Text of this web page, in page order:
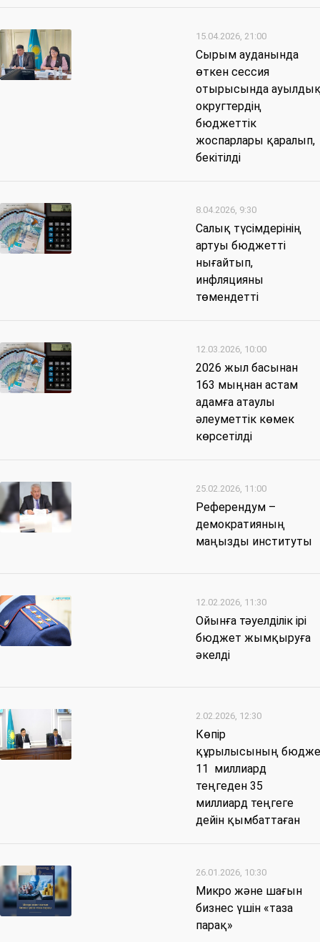
15.04.2026, 21:00
Сырым ауданында
өткен сессия
отырысында
округтердің
бюджеттік
жоспарлары қаралып,
бекітілді
8.04.2026, 9:30
Салық түсімдерінің
артуы бюджетті
нығайтып,
инфляцияны
төмендетті
12.03.2026, 10:00
2026 жыл басынан
163 мыңнан астам
адамға атаулы
әлеуметтік көмек
көрсетілді
25.02.2026, 11:00
Референдум –
демократияның
маңызды институты
12.02.2026, 11:30
Ойынға тәуелділік ірі
бюджет жымқыруға
әкелді
2.02.2026, 12:30
Көпір
құрылысының
11 миллиард
теңгеден 35
миллиард теңгеге
дейін қымбаттаған
26.01.2026, 10:30
Микро және шағын
бизнес үшін «таза
парақ»